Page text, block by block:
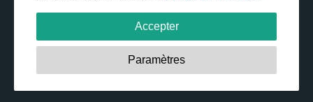
Accepter
Strictement nécessaires:
Ces cookies sont essentiels
Paramètres